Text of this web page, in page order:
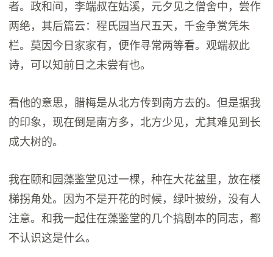
者。政和间，李端叔在姑溪，元夕见之僧舍中，尝作
两绝，其后篇云：程氏园当尺五天，千金争赏凭朱
栏。莫因今日家家有，便作寻常两等看。观端叔此
诗，可以知前日之未尝有也。
看他的意思，腊梅是从北方传到南方去的。但是据我
的印象，现在倒是南方多，北方少见，尤其难见到长
成大树的。
我在颐和园藻鉴堂见过一棵，种在大花盆里，放在楼
梯拐角处。因为不是开花的时候，绿叶披纷，没有人
注意。和我一起住在藻鉴堂的几个搞剧本的同志，都
不认识这是什么。